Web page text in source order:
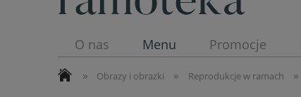
O nas Menu Promocje
» Obrazy i obrazki » Reprodukcje w ramach »